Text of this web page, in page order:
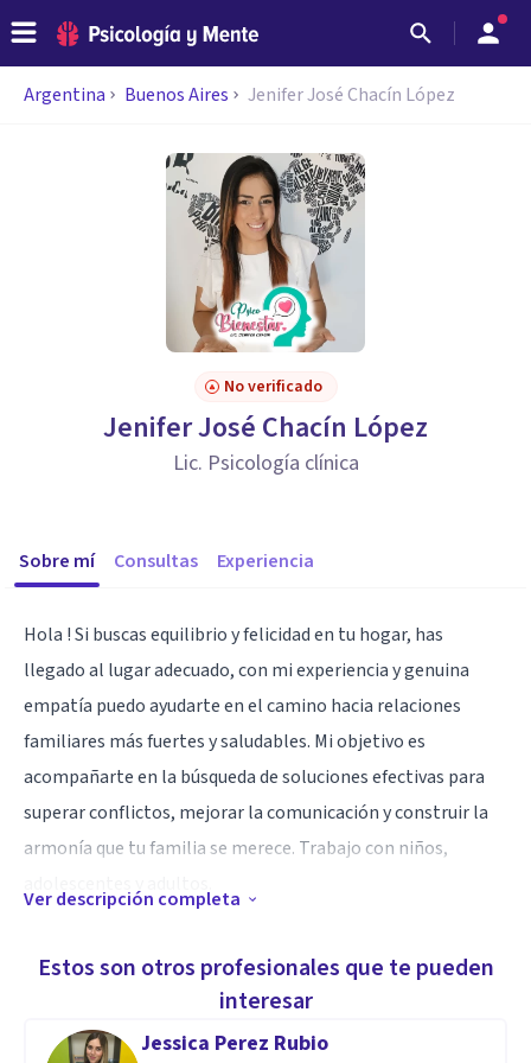
Argentina Buenos Aires Jenifer José Chacín López
No verificado
Jenifer José Chacín López
Lic. Psicología clínica
Sobre mí Consultas Experiencia
Hola ! Si buscas equilibrio y felicidad en tu hogar, has
llegado al lugar adecuado, con mi experiencia y genuina
empatía puedo ayudarte en el camino hacia relaciones
familiares más fuertes y saludables. Mi objetivo es
acompañarte en la búsqueda de soluciones efectivas para
superar conflictos, mejorar la comunicación y construir la
armonía que tu familia se merece. Trabajo con niños,
No importa cuál sea tu situación actual, estoy lista para ser
tu aliada en la transformación y el crecimiento familiar. No
dudes en contactarme y comenzar este apasionante viaje
Ver descripción completa
Estos son otros profesionales que te pueden
interesar
Jessica Perez Rubio